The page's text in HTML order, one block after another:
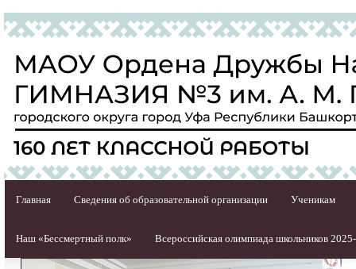
Главная Сведения об образовательной организации Ученикам
Наш «Бессмертный полк» Всероссийская олимпиада школьников